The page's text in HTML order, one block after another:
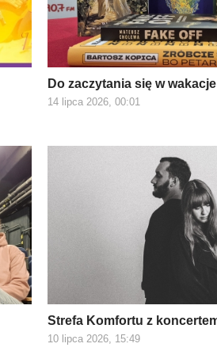
Do zaczytania się w wakacje
14 lipca 2026, 00:01
Strefa Komfortu z
10 lipca 2026, 15:49